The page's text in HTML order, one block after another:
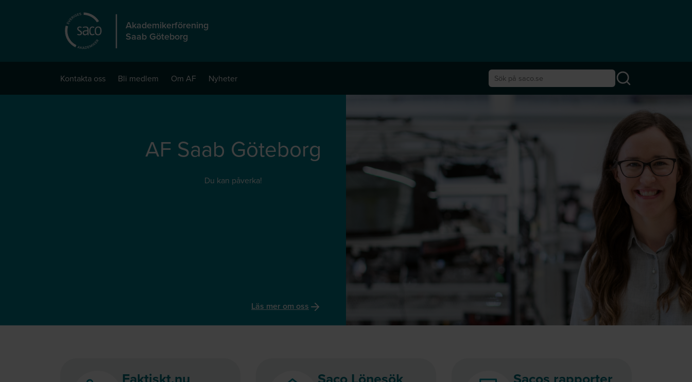
Akademikerförening
Saab Göteborg
Kontakta oss Bli medlem Om AF
Nyheter
AF Saab Göteborg
Du kan påverka!
Läs mer om oss